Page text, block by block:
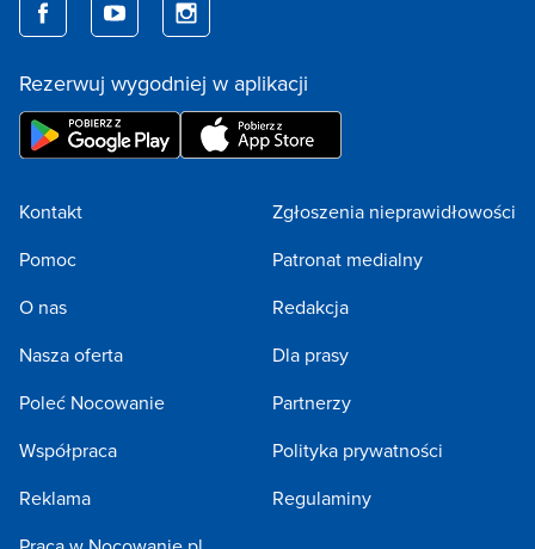
Rezerwuj wygodniej w aplikacji
Kontakt
Pomoc
O nas
Nasza oferta
Poleć Nocowanie
Współpraca
Reklama
Zgłoszenia nieprawidłowości
Patronat medialny
Redakcja
Dla prasy
Partnerzy
Polityka prywatności
Regulaminy